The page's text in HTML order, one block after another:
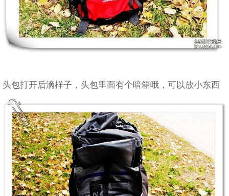
头包打开后滴样子，头包里面有个暗箱哦，可以放小东西